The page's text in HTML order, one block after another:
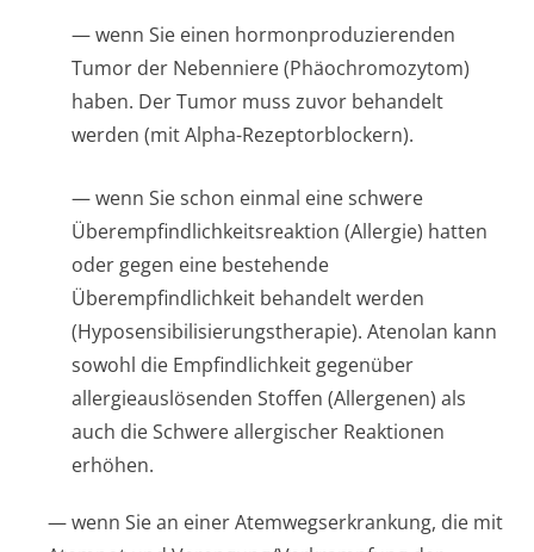
— wenn Sie einen hormonproduzi­erenden
Tumor der Nebenniere (Phäochromozytom)
haben. Der Tumor muss zuvor behandelt
werden (mit Alpha-Rezeptorblockern).
— wenn Sie schon einmal eine schwere
Überempfindlichke­itsreaktion (Allergie) hatten
oder gegen eine bestehende
Überempfindlichkeit behandelt werden
(Hyposensibili­sierungsthera­pie). Atenolan kann
sowohl die Empfindlichkeit gegenüber
allergieauslösenden Stoffen (Allergenen) als
auch die Schwere allergischer Reaktionen
erhöhen.
— wenn Sie an einer Atemwegserkrankung, die mit